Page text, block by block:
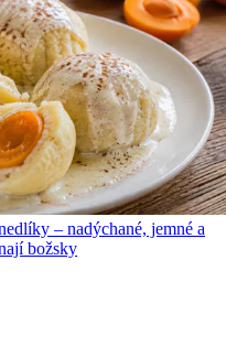
– nadýchané, jemné a
božsky